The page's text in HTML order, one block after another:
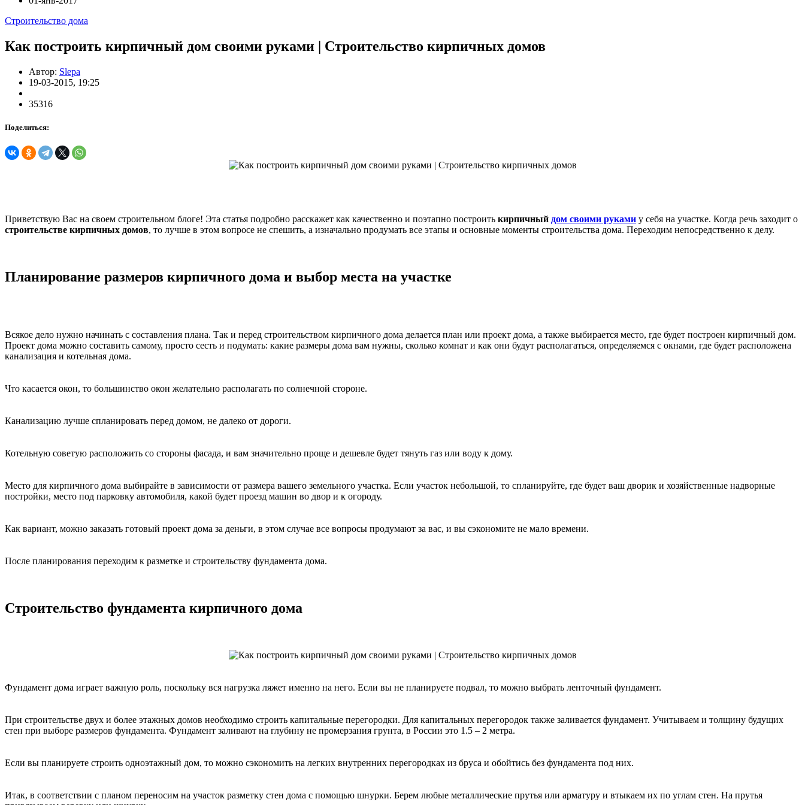
Строительство дома
Как построить кирпичный дом своими руками | Строительство кирпичных домов
Автор: Slepa
19-03-2015, 19:25
35316
Поделиться:
Приветствую Вас на своем строительном блоге! Эта статья подробно расскажет как качественно и поэтапно построить кирпичный дом своими руками у себя на участке. Когда речь заходит о
строительстве кирпичных домов, то лучше в этом вопросе не спешить, а изначально продумать все этапы и основные моменты строительства дома. Переходим непосредственно к делу.
Планирование размеров кирпичного дома и выбор места на участке
Всякое дело нужно начинать с составления плана. Так и перед строительством кирпичного дома делается план или проект дома, а также выбирается место, где будет построен кирпичный дом.
Проект дома можно составить самому, просто сесть и подумать: какие размеры дома вам нужны, сколько комнат и как они будут располагаться, определяемся с окнами, где будет расположена
канализация и котельная дома.
Что касается окон, то большинство окон желательно располагать по солнечной стороне.
Канализацию лучше спланировать перед домом, не далеко от дороги.
Котельную советую расположить со стороны фасада, и вам значительно проще и дешевле будет тянуть газ или воду к дому.
Место для кирпичного дома выбирайте в зависимости от размера вашего земельного участка. Если участок небольшой, то спланируйте, где будет ваш дворик и хозяйственные надворные
постройки, место под парковку автомобиля, какой будет проезд машин во двор и к огороду.
Как вариант, можно заказать готовый проект дома за деньги, в этом случае все вопросы продумают за вас, и вы сэкономите не мало времени.
После планирования переходим к разметке и строительству фундамента дома.
Строительство фундамента кирпичного дома
Фундамент дома играет важную роль, поскольку вся нагрузка ляжет именно на него. Если вы не планируете подвал, то можно выбрать ленточный фундамент.
При строительстве двух и более этажных домов необходимо строить капитальные перегородки. Для капитальных перегородок также заливается фундамент. Учитываем и толщину будущих
стен при выборе размеров фундамента. Фундамент заливают на глубину не промерзания грунта, в России это 1.5 – 2 метра.
Если вы планируете строить одноэтажный дом, то можно сэкономить на легких внутренних перегородках из бруса и обойтись без фундамента под них.
Итак, в соответствии с планом переносим на участок разметку стен дома с помощью шнурки. Берем любые металлические прутья или арматуру и втыкаем их по углам стен. На прутья